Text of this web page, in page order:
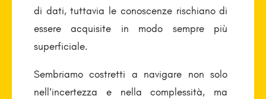
di dati, tuttavia le conoscenze rischiano di
essere acquisite in modo sempre più
superficiale.
Sembriamo costretti a navigare non solo
nell’incertezza e nella complessità, ma